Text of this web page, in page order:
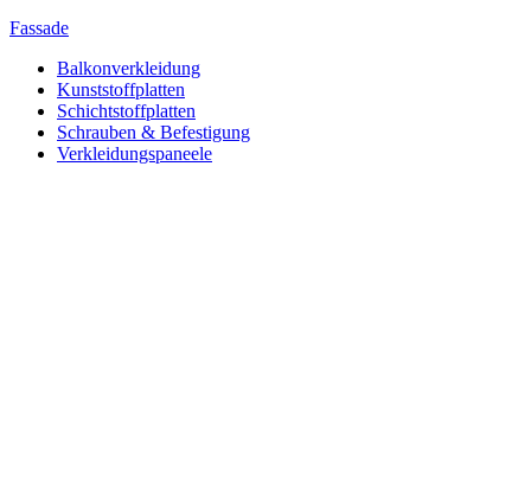
Fassade
Balkonverkleidung
Kunststoffplatten
Schichtstoffplatten
Schrauben & Befestigung
Verkleidungspaneele